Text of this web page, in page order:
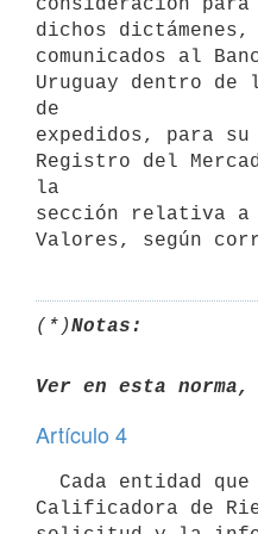
dichos
comunicados al
Uruguay dentro
de
expedidos, para
Registro del
la
sección relativa a
(*)Notas:
Ver en esta
Artículo 4
Calificadora de